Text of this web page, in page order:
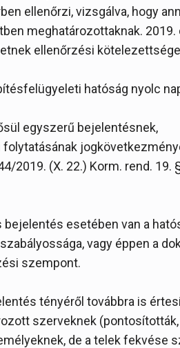
ellenőrzi, vizsgálva, hogy
meghatározottaknak.
ellenőrzési
hatóság nyolc
egyszerű bejelentésnek,
2019. (X. 22.) Korm. rend. 19.
esetében van a
vagy éppen a
szempont.
tényéről továbbra is
szerveknek
de a telek fekvése